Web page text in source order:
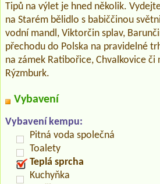
Tipů na výlet je hned několik.
na Starém bělidlo s babiččinou
vodní mandl, Viktorčin splav,
přechodu do Polska na pravidelné
na zámek Ratibořice, Chvalkovice či
Rýzmburk.
Vybavení
Vybavení kempu:
Pitná voda společná
Toalety
Teplá sprcha
Kuchyňka